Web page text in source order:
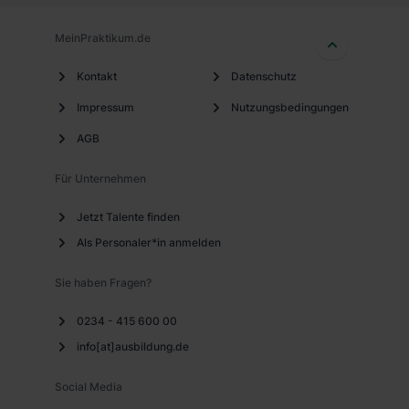
MeinPraktikum.de
Kontakt
Impressum
AGB
Datenschutz
Nutzungsbedingungen
Für Unternehmen
Jetzt Talente finden
Als Personaler*in anmelden
Sie haben Fragen?
0234 - 415 600 00
info[at]ausbildung.de
Social Media